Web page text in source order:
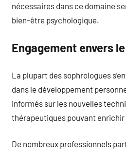
nécessaires dans ce domaine
bien-être psychologique.
Engagement envers
La plupart des sophrologues
dans le développement
informés sur les nouvelles
thérapeutiques pouvant
De nombreux professionnels